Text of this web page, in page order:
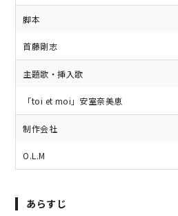
脚本
首藤剛志
主題歌・挿入歌
「toi et moi」安室奈美恵
制作会社
O.L.M
あらすじ